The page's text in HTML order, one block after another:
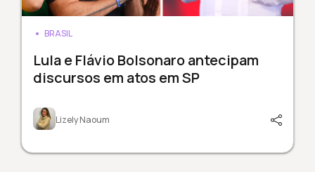
BRASIL
Lula e Flávio Bolsonaro antecipam
discursos em atos em SP
Lizely Naoum